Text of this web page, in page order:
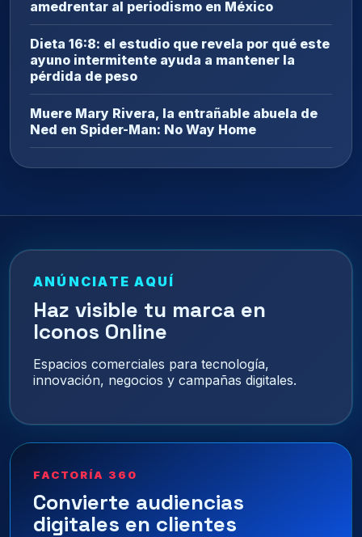
amedrentar al periodismo en México
Dieta 16:8: el estudio que revela por qué este
ayuno intermitente ayuda a mantener la
pérdida de peso
Muere Mary Rivera, la entrañable abuela de
Ned en Spider-Man: No Way Home
ANÚNCIATE AQUÍ
Haz visible tu marca en
Iconos Online
Espacios comerciales para tecnología,
innovación, negocios y campañas digitales.
FACTORÍA 360
Convierte audiencias
digitales en clientes